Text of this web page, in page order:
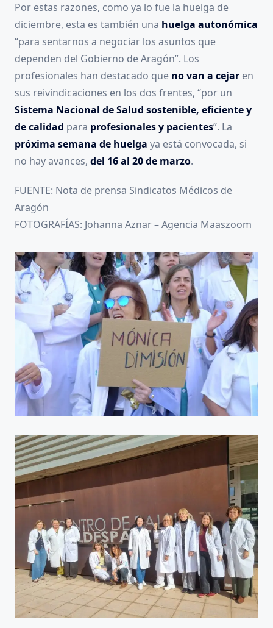
Por estas razones, como ya lo fue la huelga de
diciembre, esta es también una huelga autonómica
“para sentarnos a negociar los asuntos que
dependen del Gobierno de Aragón”. Los
profesionales han destacado que no van a cejar en
sus reivindicaciones en los dos frentes, “por un
Sistema Nacional de Salud sostenible, eficiente y
de calidad para profesionales y pacientes”. La
próxima semana de huelga ya está convocada, si
no hay avances, del 16 al 20 de marzo.
FUENTE: Nota de prensa Sindicatos Médicos de
Aragón
FOTOGRAFÍAS: Johanna Aznar – Agencia Maaszoom